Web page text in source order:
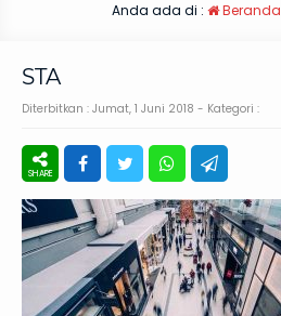
Anda ada di : Beranda
STA
Diterbitkan : Jumat, 1 Juni 2018 - Kategori :